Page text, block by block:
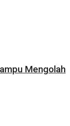
Mengolah